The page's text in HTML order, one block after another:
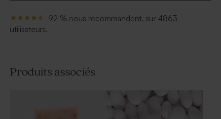
92 % nous recommandent, sur 4863
utilisateurs.
Produits associés